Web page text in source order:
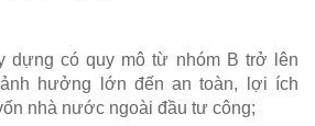
dựng có quy mô từ nhóm B trở lên
hưởng lớn đến an toàn, lợi ích
nhà nước ngoài đầu tư công;